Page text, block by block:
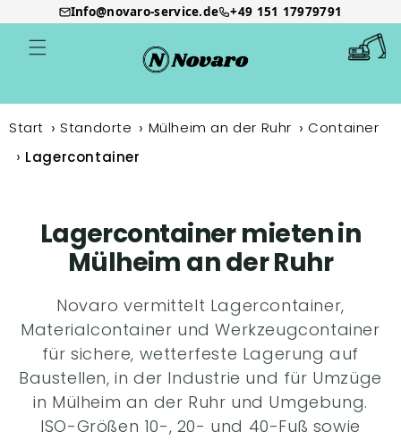
Direkt
zum
Inhalt
Info@novaro-service.de +49 151 17979791
Start Standorte Mülheim an der Ruhr
Container
Lagercontainer
Lagercontainer mieten in
Mülheim an der Ruhr
Novaro vermittelt Lagercontainer,
Materialcontainer und Werkzeugcontainer
für sichere, wetterfeste Lagerung auf
Baustellen, in der Industrie und für Umzüge
in Mülheim an der Ruhr und Umgebung.
ISO-Größen 10-, 20- und 40-Fuß sowie